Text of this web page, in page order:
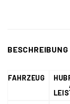
BESCHREIBUNG
FAHRZEUG